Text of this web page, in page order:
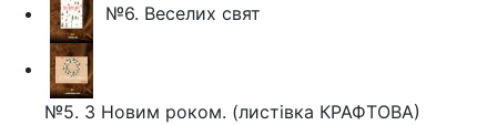
№6. Веселих свят
№5. З Новим роком. (листівка КРАФТОВА)